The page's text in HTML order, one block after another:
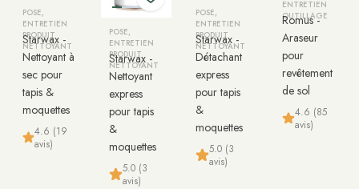
POSE,
ENTRETIEN
PRODUIT
NETTOYANT
Starwax -
Nettoyant à
sec pour
tapis &
moquettes
4.6 (19
avis)
POSE,
ENTRETIEN
PRODUIT
NETTOYANT
Starwax -
Nettoyant
express
pour tapis
&
moquettes
5.0 (3
avis)
POSE,
ENTRETIEN
PRODUIT
NETTOYANT
Starwax -
Détachant
express
pour tapis
&
moquettes
5.0 (3
avis)
ENTRETIEN
OUTILLAGE
Romus -
Araseur
pour
revêtement
de sol
4.6 (85
avis)